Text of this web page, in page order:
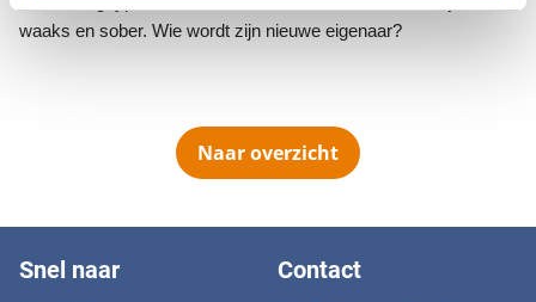
waaks en sober. Wie wordt zijn nieuwe eigenaar?
Naar overzicht
Snel naar Contact